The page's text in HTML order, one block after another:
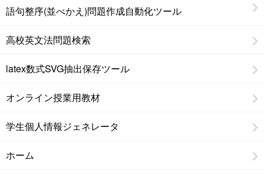
語句整序(並べかえ)問題作成自動化ツール
高校英文法問題検索
latex数式SVG抽出保存ツール
オンライン授業用教材
学生個人情報ジェネレータ
ホーム